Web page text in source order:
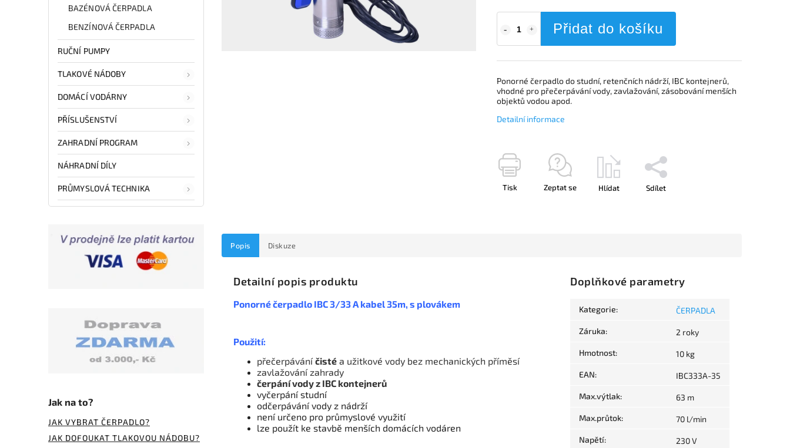
BAZÉNOVÁ ČERPADLA
BENZÍNOVÁ ČERPADLA
RUČNÍ PUMPY
TLAKOVÉ NÁDOBY
DOMÁCÍ VODÁRNY
PŘÍSLUŠENSTVÍ
ZAHRADNÍ PROGRAM
NÁHRADNÍ DÍLY
PRŮMYSLOVÁ TECHNIKA
Jak na to?
JAK VYBRAT ČERPADLO?
JAK DOFOUKAT TLAKOVOU NÁDOBU?
Přidat do košíku
Ponorné čerpadlo do studní, retenčních nádrží, IBC kontejnerů,
vhodné pro přečerpávání vody, zavlažování, zásobování menších
objektů vodou apod.
Detailní informace
Tisk Zeptat se Hlídat Sdílet
Popis Diskuze
Detailní popis produktu
Ponorné čerpadlo IBC 3/33 A kabel 35m, s plovákem
Použití:
přečerpáváníčisté a užitkové vody bez mechanických příměsí
zavlažování zahrady
čerpání vody z IBC kontejnerů
vyčerpání studní
odčerpávání vody z nádrží
není určeno pro průmyslové využití
lze použít ke stavbě menších domácích vodáren
Doplňkové parametry
Kategorie: ČERPADLA
Záruka: 2 roky
Hmotnost: 10 kg
EAN: IBC333A-35
Max.výtlak: 63 m
Max.průtok: 70 l/min
Napětí: 230 V